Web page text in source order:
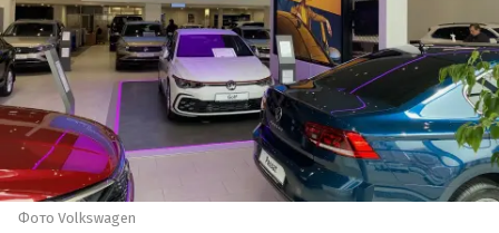
Фото Volkswagen